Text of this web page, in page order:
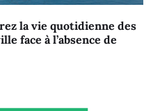
la vie quotidienne des
face à l’absence de